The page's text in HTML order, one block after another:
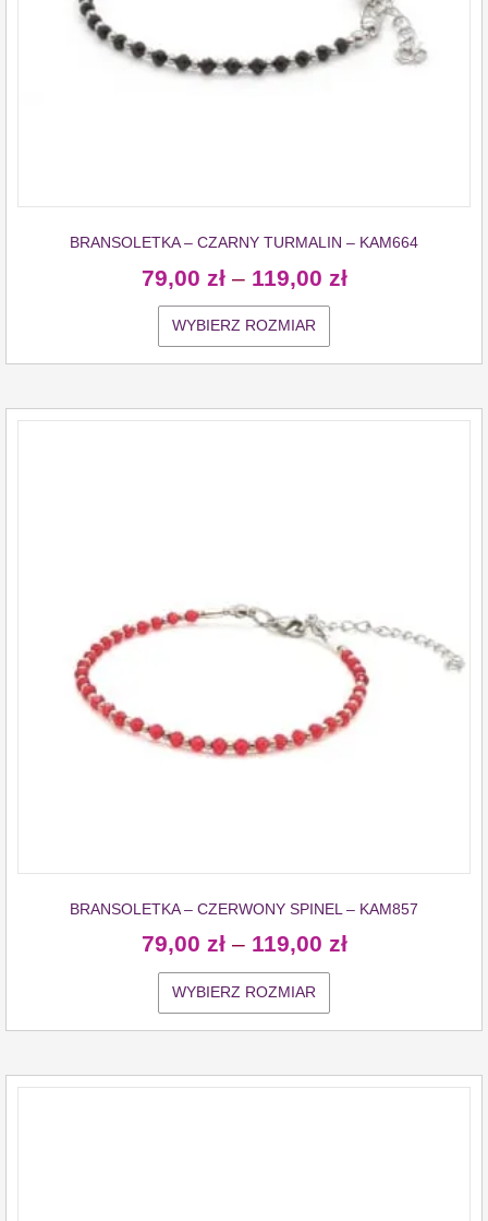
BRANSOLETKA – CZARNY TURMALIN – KAM664
79,00 zł – 119,00 zł
WYBIERZ ROZMIAR
BRANSOLETKA – CZERWONY SPINEL – KAM857
79,00 zł – 119,00 zł
WYBIERZ ROZMIAR